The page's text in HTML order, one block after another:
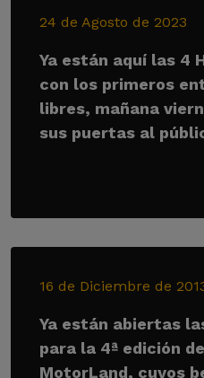
24 de Agosto de 2023
Ya están aquí las 4
con los primeros
libres, mañana
sus puertas al
16 de Diciembre de
Ya están abiertas
para la 4ª edición
MotorLand, cuyos